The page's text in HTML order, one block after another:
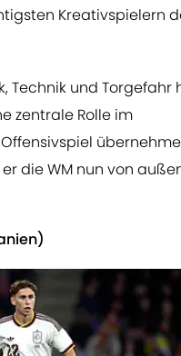
Kreativspielern
Technik und Torgefahr
zentrale Rolle im
die WM nun von